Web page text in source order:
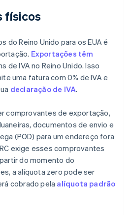
físicos
do Reino Unido para os EUA é
Exportações têm
de IVA no Reino Unido. Isso
uma fatura com 0% de IVA e
declaração de IVA.
comprovantes de exportação,
documentos de envio e
(POD) para um endereço fora
exige esses comprovantes
do momento do
a alíquota zero pode ser
cobrado pela alíquota padrão